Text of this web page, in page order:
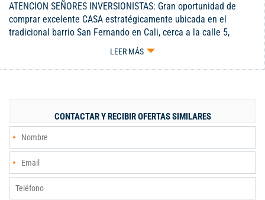
ATENCION SEÑORES INVERSIONISTAS: Gran oportunidad de
comprar excelente CASA estratégicamente ubicada en el
tradicional barrio San Fernando en Cali, cerca a la calle 5,
avenida Roosvelt, Biblioteca Departamental,etc. 405 m2 de lote
de proyectos comerciales o de vivienda, existiendo la
conveniencia.
LEER MÁS
CONTACTAR Y RECIBIR OFERTAS SIMILARES